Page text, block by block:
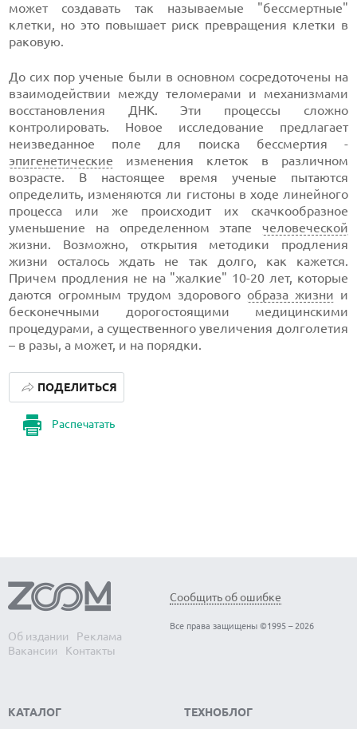
может создавать так называемые "бессмертные"
клетки, но это повышает риск превращения клетки в
раковую.
До сих пор ученые были в основном сосредоточены на
взаимодействии между теломерами и механизмами
восстановления ДНК. Эти процессы сложно
контролировать. Новое исследование предлагает
неизведанное поле для поиска бессмертия -
эпигенетические изменения клеток в различном
возрасте. В настоящее время ученые пытаются
определить, изменяются ли гистоны в ходе линейного
процесса или же происходит их скачкообразное
уменьшение на определенном этапе человеческой
жизни. Возможно, открытия методики продления
жизни осталось ждать не так долго, как кажется.
Причем продления не на "жалкие" 10-20 лет, которые
даются огромным трудом здорового образа жизни и
бесконечными дорогостоящими медицинскими
процедурами, а существенного увеличения долголетия
– в разы, а может, и на порядки.
Распечатать
ПОДЕЛИТЬСЯ
Об издании
Реклама
Вакансии
Контакты
Сообщить об ошибке
Все права защищены ©1995 – 2026
КАТАЛОГ ТЕХНОБЛОГ